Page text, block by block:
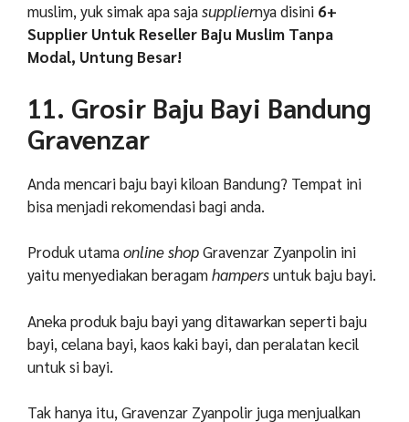
muslim, yuk simak apa sajasuppliernya disini 6+
Supplier Untuk Reseller Baju Muslim Tanpa
Modal, Untung Besar!
11. Grosir Baju Bayi Bandung
Gravenzar
Anda mencari baju bayi kiloan Bandung? Tempat ini
bisa menjadi rekomendasi bagi anda.
Produk utamaonline shopGravenzar Zyanpolin ini
yaitu menyediakan beragamhampersuntuk baju bayi.
Aneka produk baju bayi yang ditawarkan seperti baju
bayi, celana bayi, kaos kaki bayi, dan peralatan kecil
untuk si bayi.
Tak hanya itu, Gravenzar Zyanpolir juga menjualkan